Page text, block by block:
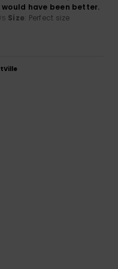
have been better.
/5 Size: Perfect size